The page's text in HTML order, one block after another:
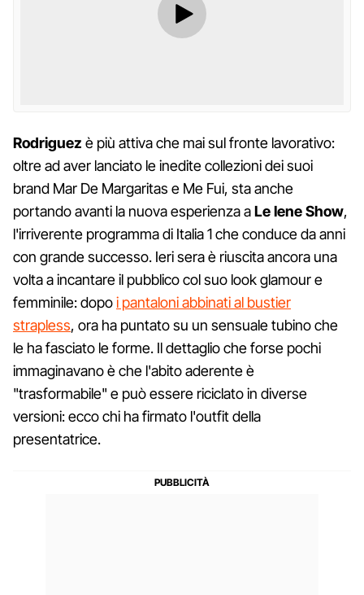
Rodriguez è più attiva che mai sul fronte lavorativo:
oltre ad aver lanciato le inedite collezioni dei suoi
brand Mar De Margaritas e Me Fui, sta anche
portando avanti la nuova esperienza aLe Iene Show,
l'irriverente programma di Italia 1 che conduce da anni
con grande successo. Ieri sera è riuscita ancora una
volta a incantare il pubblico col suo look glamour e
femminile: dopoi pantaloni abbinati al bustier
strapless, ora ha puntato su un sensuale tubino che
le ha fasciato le forme. Il dettaglio che forse pochi
immaginavano è che l'abito aderente è
"trasformabile" e può essere riciclato in diverse
versioni: ecco chi ha firmato l'outfit della
presentatrice.